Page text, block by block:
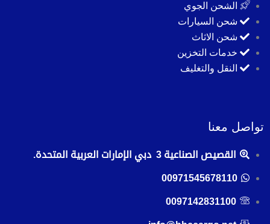
الشحن الجوي
شحن السيارات
شحن الاثاث
خدمات التخزين
النقل والتغليف
تواصل معنا
القصيص الصناعية 3 دبي الإمارات العربية المتحدة.
00971545678110
0097142831100